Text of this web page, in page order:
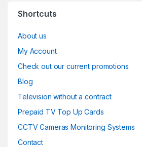
Shortcuts
About us
My Account
Check out our current promotions
Blog
Television without a contract
Prepaid TV Top Up Cards
CCTV Cameras Monitoring Systems
Contact